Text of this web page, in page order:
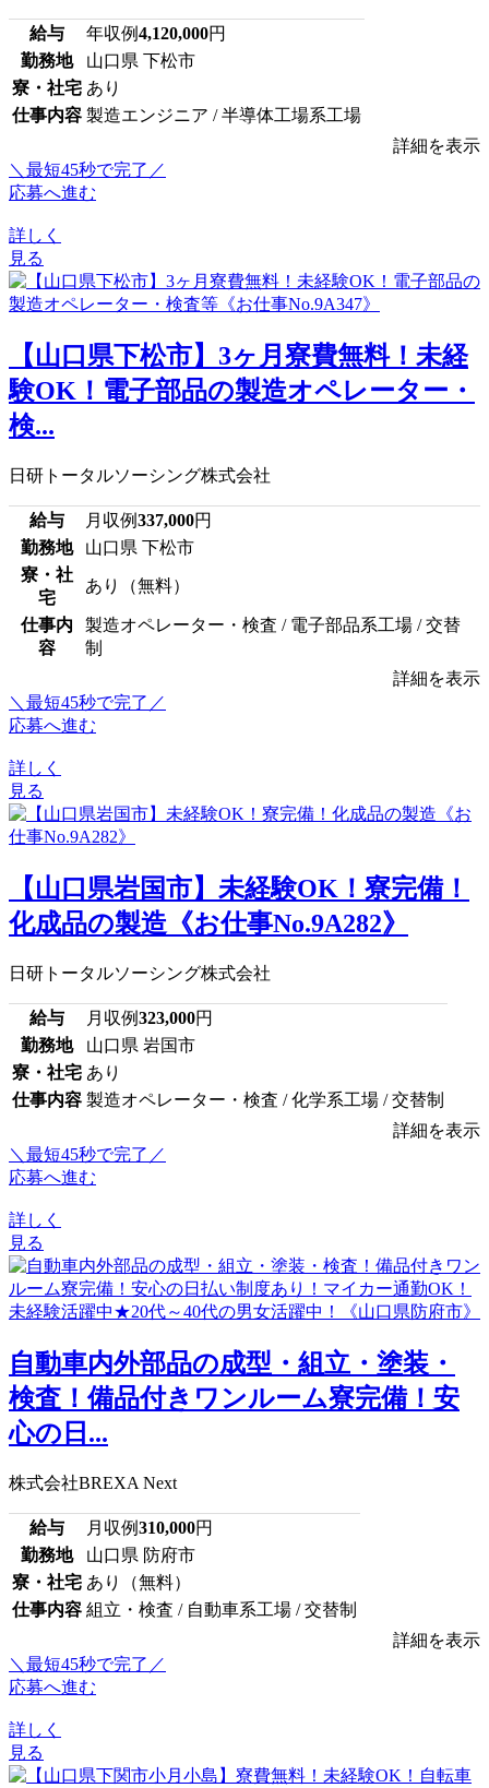
給与 年収例4,120,000円
勤務地
山口県 下松市
寮・社宅 あり
仕事内容 製造エンジニア / 半導体工場系工場
詳細を表示
＼最短45秒で完了／
応募へ進む
詳しく
見る
【山口県下松市】3ヶ月寮費無料！未経
験OK！電子部品の製造オペレーター・
検...
日研トータルソーシング株式会社
給与 月収例337,000円
勤務地
山口県 下松市
寮・社
宅
あり（無料）
仕事内
容
製造オペレーター・検査 / 電子部品系工場 / 交替
制
詳細を表示
＼最短45秒で完了／
応募へ進む
詳しく
見る
【山口県岩国市】未経験OK！寮完備！
化成品の製造《お仕事No.9A282》
日研トータルソーシング株式会社
給与 月収例323,000円
勤務地
山口県 岩国市
寮・社宅 あり
仕事内容 製造オペレーター・検査 / 化学系工場 / 交替制
詳細を表示
＼最短45秒で完了／
応募へ進む
詳しく
見る
自動車内外部品の成型・組立・塗装・
検査！備品付きワンルーム寮完備！安
心の日...
株式会社BREXA Next
給与 月収例310,000円
勤務地
山口県 防府市
寮・社宅 あり（無料）
仕事内容 組立・検査 / 自動車系工場 / 交替制
詳細を表示
＼最短45秒で完了／
応募へ進む
詳しく
見る